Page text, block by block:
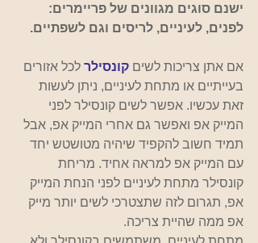
ישנם סוגים מגוונים של פריימרים:
לפנים, לעיניים, לריסים וגם לשפתיים.
אם אתן צריכות לשים קונסילר לכל אזורים
בעייתיים או מתחת לעיניים, ניתן לעשות
זאת עכשיו. אפשר לשים קונסילר לפני
המייק אפ ואפשר גם אחרי המייק אפ, אבל
תמיד חשוב להקפיד שיהיה מטושטש יחד
עם המייק אפ למראה אחיד. מריחת
קונסילר מתחת לעיניים לפני הנחת המייק
אפ, תגרום לזה שתצטרכי לשים יותר מייק
אפ ממה שהיית צריכה.